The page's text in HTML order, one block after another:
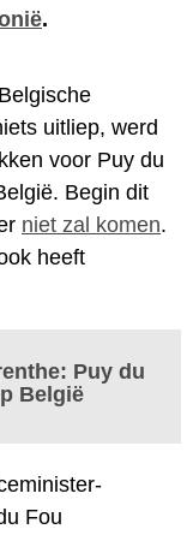
.
uitliep, werd
voor Puy du
Begin dit
niet zal komen.
heeft
Puy du
België
Fou